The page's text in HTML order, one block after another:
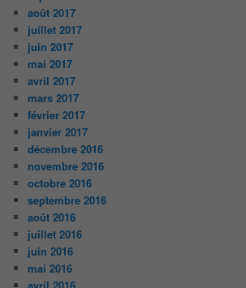
août 2017
juillet 2017
juin 2017
mai 2017
avril 2017
mars 2017
février 2017
janvier 2017
décembre 2016
novembre 2016
octobre 2016
septembre 2016
août 2016
juillet 2016
juin 2016
mai 2016